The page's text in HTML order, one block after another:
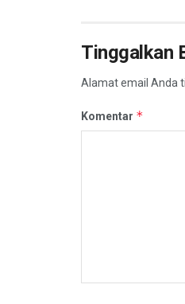
Tinggalkan
Alamat email Anda
Komentar *